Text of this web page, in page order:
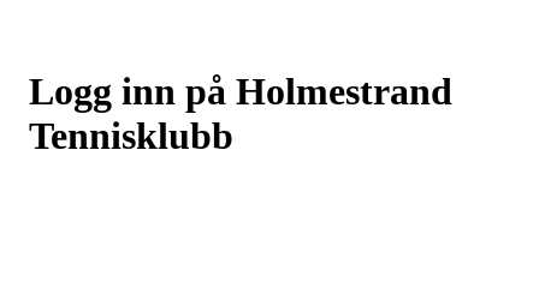
Logg inn på Holmestrand
Tennisklubb